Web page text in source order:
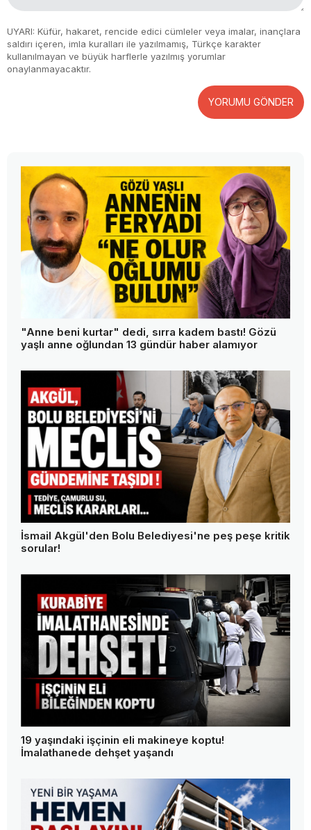
UYARI: Küfür, hakaret, rencide edici cümleler veya imalar, inançlara
saldırı içeren, imla kuralları ile yazılmamış, Türkçe karakter
kullanılmayan ve büyük harflerle yazılmış yorumlar
onaylanmayacaktır.
YORUMU GÖNDER
"Anne beni kurtar" dedi, sırra kadem bastı! Gözü
yaşlı anne oğlundan 13 gündür haber alamıyor
İsmail Akgül'den Bolu Belediyesi'ne peş peşe kritik
sorular!
19 yaşındaki işçinin eli makineye koptu!
İmalathanede dehşet yaşandı